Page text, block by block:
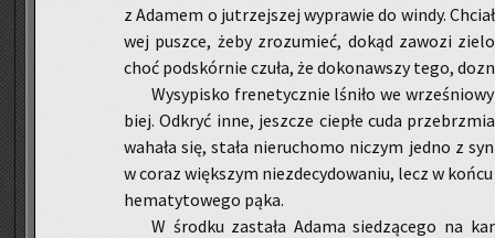
z Ada­mem o ju­trzej­szej wy­pra­wie do windy.
wej pusz­ce, żeby zro­zu­mieć, dokąd za­wo­zi
choć pod­skór­nie czuła, że do­ko­naw­szy tego,
Wy­sy­pi­sko fre­ne­tycz­nie lśni­ło we
biej. Od­kryć inne, jesz­cze cie­płe cuda
wa­ha­ła się, stała nie­ru­cho­mo ni­czym jedno z
w coraz więk­szym nie­zde­cy­do­wa­niu, lecz w
he­ma­ty­to­we­go pąka.
W środ­ku za­sta­ła Adama sie­dzą­ce­go na